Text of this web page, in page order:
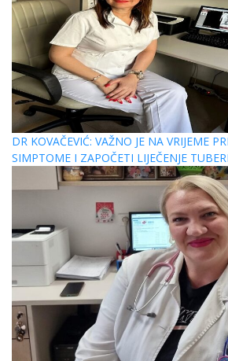
DR KOVAČEVIĆ: VAŽNO JE NA VRIJEME
SIMPTOME I ZAPOČETI LIJEČENJE